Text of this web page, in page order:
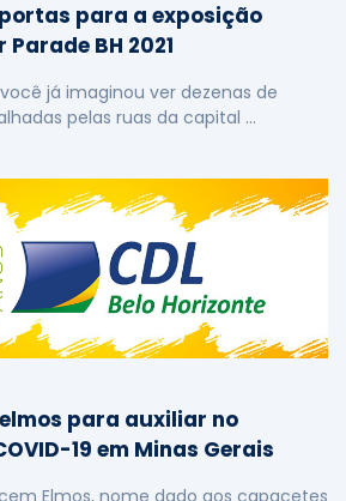
para a exposição
BH 2021
já imaginou ver dezenas de
pelas ruas da capital …
elmos para auxiliar no
19 em Minas Gerais